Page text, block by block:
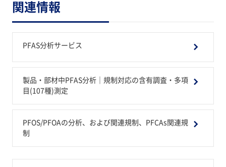
関連情報
PFAS分析サービス
製品・部材中PFAS分析｜規制対応の含有調査・多項
目(107種)測定
PFOS/PFOAの分析、および関連規制、PFCAs関連規
制